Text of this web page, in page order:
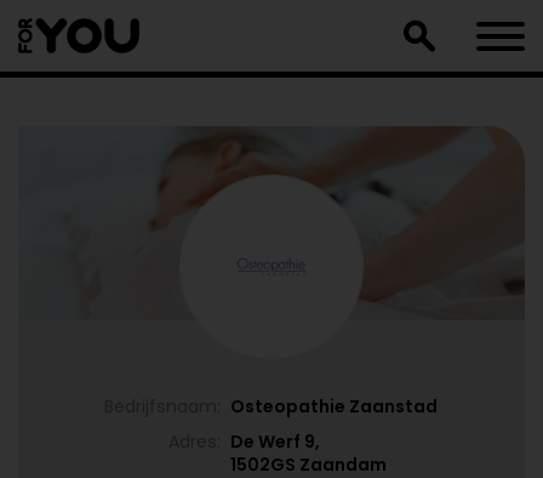
naar
artikel
Osteopathie Zaanstad
De Werf 9,
1502GS Zaandam